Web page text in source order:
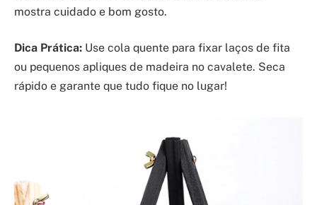
mostra cuidado e bom gosto.
Dica Prática: Use cola quente para fixar laços de fita
ou pequenos apliques de madeira no cavalete. Seca
rápido e garante que tudo fique no lugar!